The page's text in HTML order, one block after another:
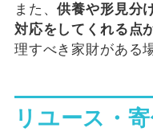
また、供養や形見分
対応をしてくれる点
理すべき家財がある
リユース・